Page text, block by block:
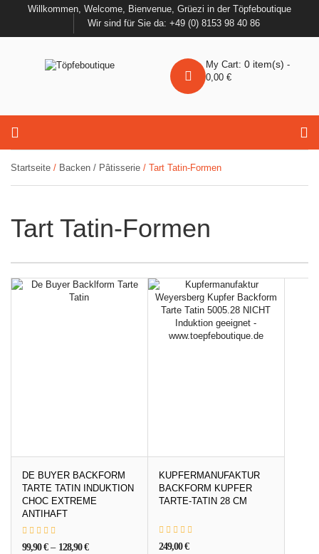
Willkommen, Welcome, Bienvenue, Grüezi in der Töpfeboutique
Wir sind für Sie da: +49 (0) 8153 98 40 86
My Cart: 0 item(s) -
0,00 €
Startseite / Backen / Pâtisserie / Tart Tatin-Formen
Tart Tatin-Formen
DE BUYER BACKFORM
TARTE TATIN INDUKTION
CHOC EXTREME
ANTIHAFT
99,90€– 128,90€
KUPFERMANUFAKTUR
BACKFORM KUPFER
TARTE-TATIN 28 CM
249,00€